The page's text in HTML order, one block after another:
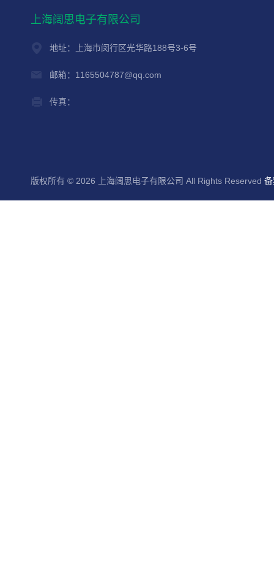
上海阔思电子有限公司
地址：上海市闵行区光华路188号3-6号
邮箱：1165504787@qq.com
传真：
版权所有 © 2026 上海阔思电子有限公司 All Rights Reserved